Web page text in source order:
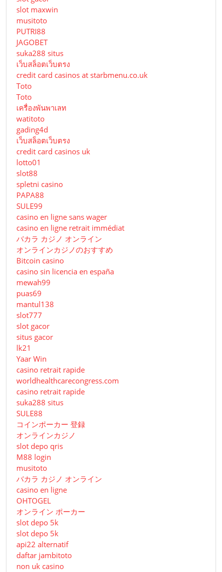
slot maxwin
musitoto
PUTRI88
JAGOBET
suka288 situs
เว็บสล็อตเว็บตรง
credit card casinos at starbmenu.co.uk
Toto
Toto
เครื่องพันพาเลท
watitoto
gading4d
เว็บสล็อตเว็บตรง
credit card casinos uk
lotto01
slot88
spletni casino
PAPA88
SULE99
casino en ligne sans wager
casino en ligne retrait immédiat
バカラ カジノ オンライン
オンラインカジノのおすすめ
Bitcoin casino
casino sin licencia en españa
mewah99
puas69
mantul138
slot777
slot gacor
situs gacor
lk21
Yaar Win
casino retrait rapide
worldhealthcarecongress.com
casino retrait rapide
suka288 situs
SULE88
コインポーカー 登録
オンラインカジノ
slot depo qris
M88 login
musitoto
バカラ カジノ オンライン
casino en ligne
OHTOGEL
オンライン ポーカー
slot depo 5k
slot depo 5k
api22 alternatif
daftar jambitoto
non uk casino